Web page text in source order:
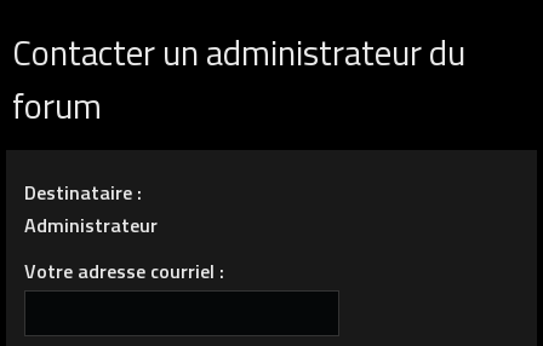
Contacter un administrateur du
forum
Destinataire :
Administrateur
Votre adresse courriel :